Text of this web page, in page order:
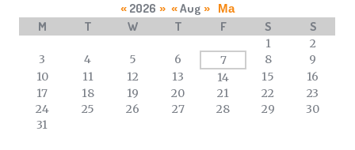
calendar
events
« 2026 » « Aug » Ma
M T W T F S S
1
2
3
4 5 6 7 8
9
10
11 12 13 14 15
16
17
18 19 20 21 22
23
24
25 26 27 28 29
30
31